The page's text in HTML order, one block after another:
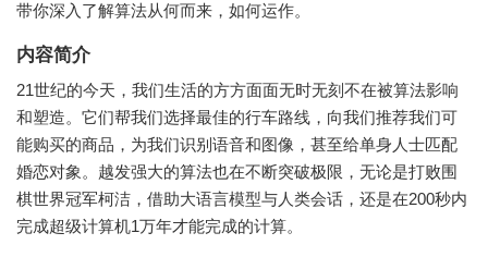
带你深入了解算法从何而来，如何运作。
内容简介
21世纪的今天，我们生活的方方面面无时无刻不在被算法影响
和塑造。它们帮我们选择最佳的行车路线，向我们推荐我们可
能购买的商品，为我们识别语音和图像，甚至给单身人士匹配
婚恋对象。越发强大的算法也在不断突破极限，无论是打败围
棋世界冠军柯洁，借助大语言模型与人类会话，还是在200秒内
完成超级计算机1万年才能完成的计算。